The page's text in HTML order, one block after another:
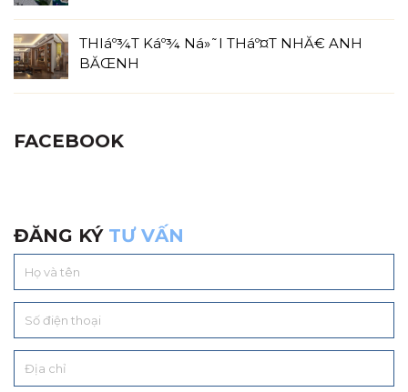
THIáº¾T Káº¾ Ná»˜I THáº¤T NHĂ€ ANH
BĂŒNH
FACEBOOK
ĐĂNG KÝ TƯ VẤN